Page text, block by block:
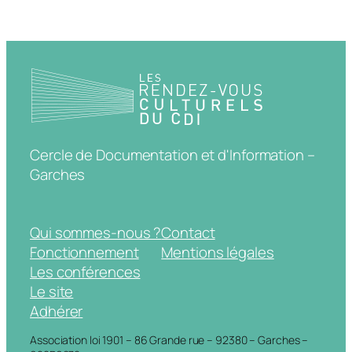
Cercle de Documentation et d'Information –
Garches
Qui sommes-nous ?
Fonctionnement
Les conférences
Le site
Adhérer
Contact
Mentions légales
Association loi 1901 – 86 Grande rue – 92380 – Garches –